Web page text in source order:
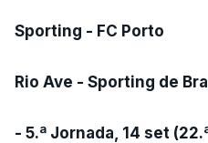
Sporting - FC Porto
Rio Ave - Sporting de
- 5.ª Jornada, 14 set